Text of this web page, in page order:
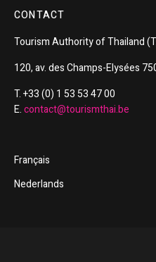
CONTACT
TourismAuthority ofThailand
120, av. des Champs-Elysées
T. +33 (0) 1 53 53 47 00
E.contact@tourismthai.be
Français
Nederlands